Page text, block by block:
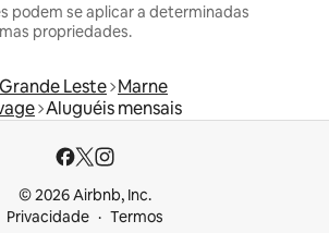
podem se aplicar a determinadas
propriedades.
Grande Leste Marne
Aluguéis mensais
© 2026 Airbnb, Inc.
Privacidade
Termos